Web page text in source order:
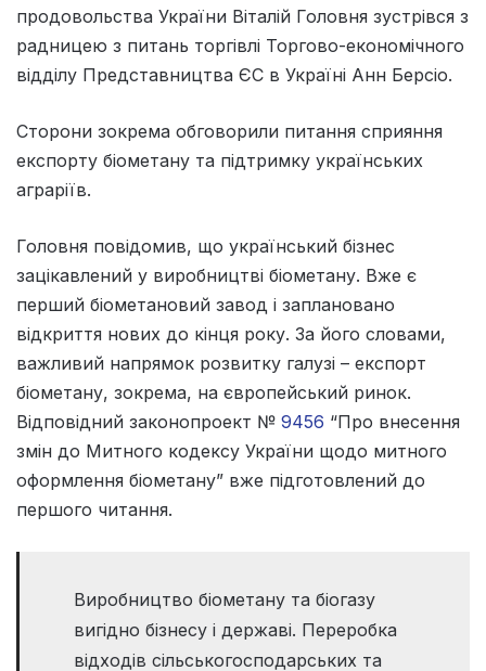
продовольства України Віталій Головня зустрівся з
радницею з питань торгівлі Торгово-економічного
відділу Представництва ЄС в Україні Анн Берсіо.
Сторони зокрема обговорили питання сприяння
експорту біометану та підтримку українських
аграріїв.
Головня повідомив, що український бізнес
зацікавлений у виробництві біометану. Вже є
перший біометановий завод і заплановано
відкриття нових до кінця року. За його словами,
важливий напрямок розвитку галузі – експорт
біометану, зокрема, на європейський ринок.
Відповідний законопроект № 9456 “Про внесення
змін до Митного кодексу України щодо митного
оформлення біометану” вже підготовлений до
першого читання.
Виробництво біометану та біогазу
вигідно бізнесу і державі. Переробка
відходів сільськогосподарських та